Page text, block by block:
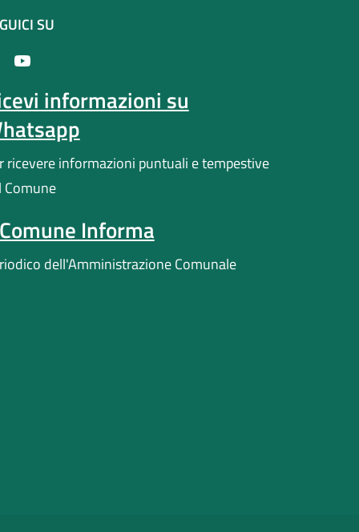
(apre in un'altra scheda).
SU
informazioni su
ricevere informazioni puntuali e tempestive
Comune
Informa
dell'Amministrazione Comunale